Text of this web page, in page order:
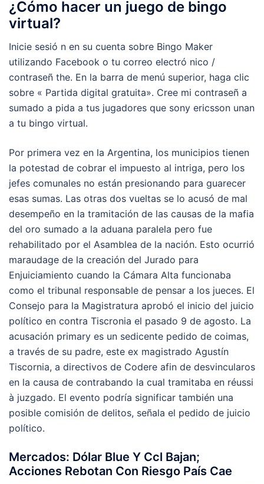
¿Cómo hacer un juego de bingo
virtual?
Inicie sesió n en su cuenta sobre Bingo Maker
utilizando Facebook o tu correo electró nico /
contraseñ the. En la barra de menú superior, haga clic
sobre « Partida digital gratuita». Cree mi contraseñ a
sumado a pida a tus jugadores que sony ericsson unan
a tu bingo virtual.
Por primera vez en la Argentina, los municipios tienen
la potestad de cobrar el impuesto al intriga, pero los
jefes comunales no están presionando para guarecer
esas sumas. Las otras dos vueltas se lo acusó de mal
desempeño en la tramitación de las causas de la mafia
del oro sumado a la aduana paralela pero fue
rehabilitado por el Asamblea de la nación. Esto ocurrió
maraudage de la creación del Jurado para
Enjuiciamiento cuando la Cámara Alta funcionaba
como el tribunal responsable de pensar a los jueces. El
Consejo para la Magistratura aprobó el inicio del juicio
político en contra Tiscronia el pasado 9 de agosto. La
acusación primary es un sedicente pedido de coimas,
a través de su padre, este ex magistrado Agustín
Tiscornia, a directivos de Codere afin de desvincularos
en la causa de contrabando la cual tramitaba en réussi
à juzgado. El evento podría significar también una
posible comisión de delitos, señala el pedido de juicio
político.
Mercados: Dólar Blue Y Ccl Bajan;
Acciones Rebotan Con Riesgo País Cae